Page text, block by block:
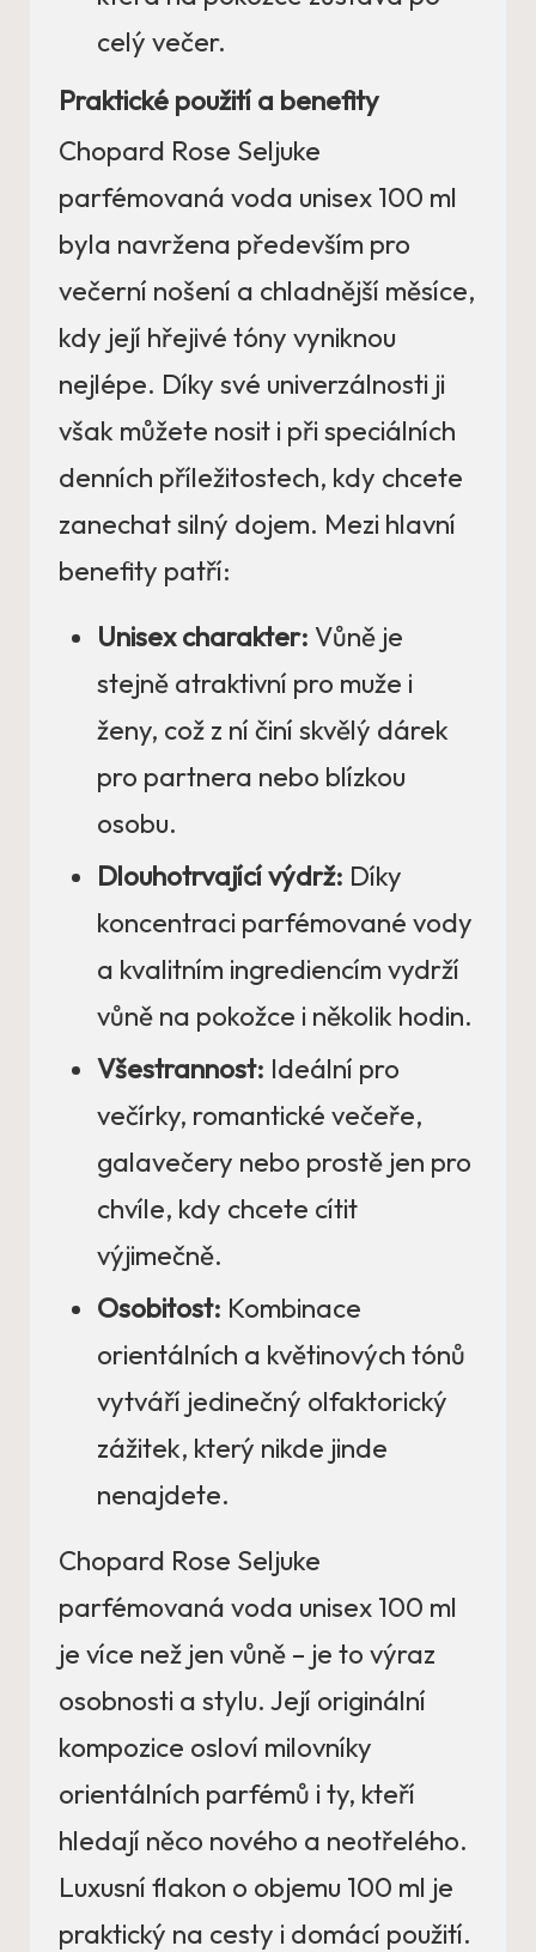
celý večer.
Praktické použití a benefity
Chopard Rose Seljuke
parfémovaná voda unisex 100 ml
byla navržena především pro
večerní nošení a chladnější měsíce,
kdy její hřejivé tóny vyniknou
nejlépe. Díky své univerzálnosti ji
však můžete nosit i při speciálních
denních příležitostech, kdy chcete
zanechat silný dojem. Mezi hlavní
benefity patří:
Unisex charakter: Vůně je
stejně atraktivní pro muže i
ženy, což z ní činí skvělý dárek
pro partnera nebo blízkou
osobu.
Dlouhotrvající výdrž: Díky
koncentraci parfémované vody
a kvalitním ingrediencím vydrží
vůně na pokožce i několik hodin.
Všestrannost: Ideální pro
večírky, romantické večeře,
galavečery nebo prostě jen pro
chvíle, kdy chcete cítit
výjimečně.
Osobitost: Kombinace
orientálních a květinových tónů
vytváří jedinečný olfaktorický
zážitek, který nikde jinde
nenajdete.
Chopard Rose Seljuke
parfémovaná voda unisex 100 ml
je více než jen vůně – je to výraz
osobnosti a stylu. Její originální
kompozice osloví milovníky
orientálních parfémů i ty, kteří
hledají něco nového a neotřelého.
Luxusní flakon o objemu 100 ml je
praktický na cesty i domácí použití.